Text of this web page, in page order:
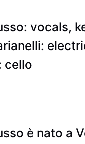
vocals,
cello
è nato a